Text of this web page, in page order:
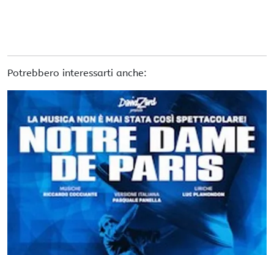
Potrebbero interessarti anche: